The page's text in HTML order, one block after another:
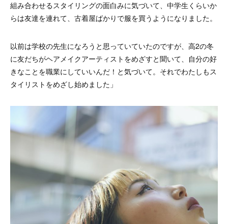
組み合わせるスタイリングの面白みに気づいて、中学生くらいか
らは友達を連れて、古着屋ばかりで服を買うようになりました。
以前は学校の先生になろうと思っていていたのですが、高2の冬
に友だちがヘアメイクアーティストをめざすと聞いて、自分の好
きなことを職業にしていいんだ！と気づいて。それでわたしもス
タイリストをめざし始めました」